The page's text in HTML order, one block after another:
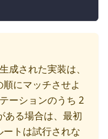
成された実装は、
にマッチさせよ
ーションのうち 2
ある場合は、最初
トは試行されな